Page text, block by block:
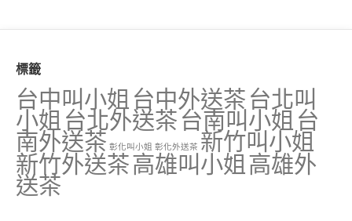
標籤
台中叫小姐 台中外送茶 台北叫
小姐 台北外送茶 台南叫小姐 台
南外送茶 彰化叫小姐 彰化外送茶 新竹叫小姐
新竹外送茶高雄叫小姐 高雄外
送茶